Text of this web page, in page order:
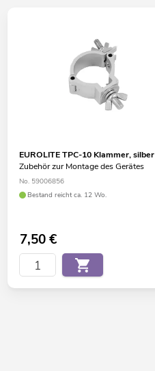
EUROLITE TPC-10 Klammer, silber
Zubehör zur Montage des Gerätes
No. 59006856
Bestand reicht ca. 12 Wo.
7,50€